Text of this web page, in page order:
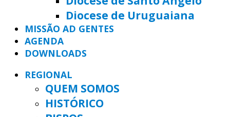
Diocese de Uruguaiana
MISSÃO AD GENTES
AGENDA
DOWNLOADS
REGIONAL
QUEM SOMOS
HISTÓRICO